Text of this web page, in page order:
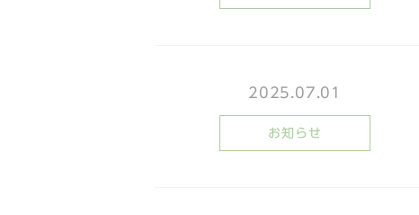
2025.07.01
お知らせ